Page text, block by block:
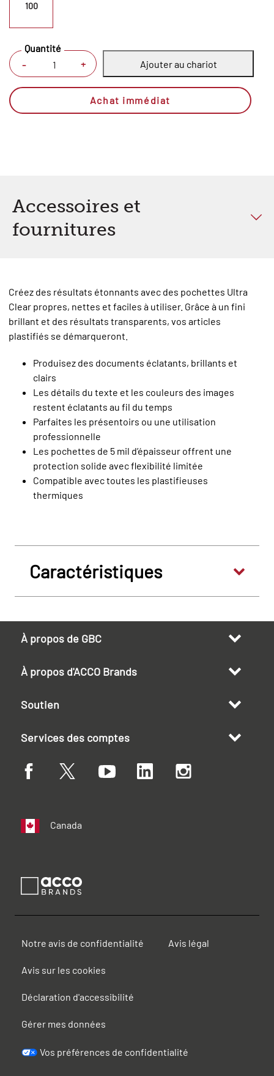
100
- +
Quantité
Ajouter au chariot
Achat immédiat
Accessoires et
fournitures
Créez des résultats étonnants avec des pochettes Ultra
Clear propres, nettes et faciles à utiliser. Grâce à un fini
brillant et des résultats transparents, vos articles
plastifiés se démarqueront.
Produisez des documents éclatants, brillants et
clairs
Les détails du texte et les couleurs des images
restent éclatants au fil du temps
Parfaites les présentoirs ou une utilisation
professionnelle
Les pochettes de 5 mil d’épaisseur offrent une
protection solide avec flexibilité limitée
Compatible avec toutes les plastifieuses
thermiques
Caractéristiques
À propos de GBC
À propos d'ACCO Brands
Soutien
Services des comptes
Canada
Notre avis de confidentialité Avis légal
Avis sur les cookies
Déclaration d'accessibilité
Gérer mes données
Vos préférences de confidentialité